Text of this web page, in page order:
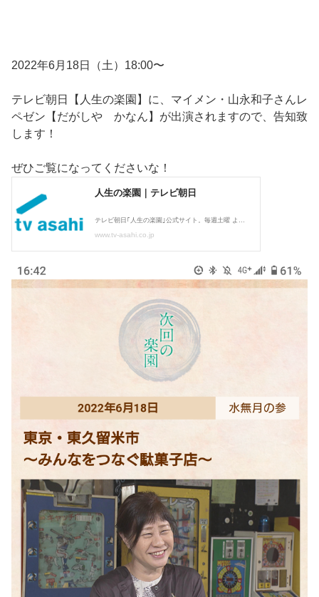
2022年6月18日（土）18:00〜
テレビ朝日【人生の楽園】に、マイメン・山永和子さんレ
ペゼン【だがしや かなん】が出演されますので、告知致
します！
ぜひご覧になってくださいな！